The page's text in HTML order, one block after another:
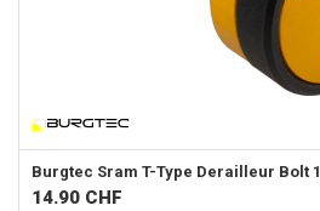
Burgtec Sram T-Type Derailleur Bolt 1
14.90 CHF